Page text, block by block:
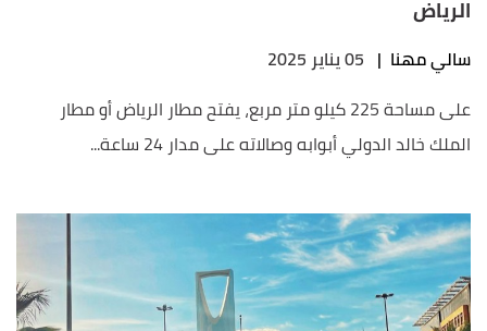
الرياض
سالي مهنا | 05 يناير 2025
على مساحة 225 ​كيلو متر مربع، يفتح مطار الرياض أو مطار
الملك خالد الدولي أبوابه وصالاته على مدار 24 ساعة...